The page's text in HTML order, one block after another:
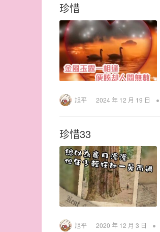
珍惜
旭平 2024 年 12 月 19 日 •
珍惜33
旭平 2020 年 12 月 3 日 •